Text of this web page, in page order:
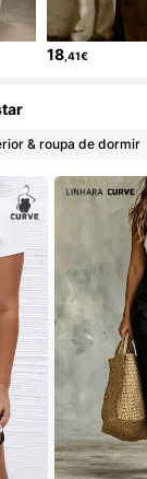
18,41€
& roupa de dormir